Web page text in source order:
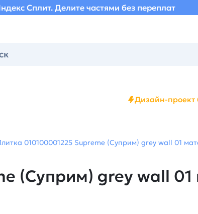
Сплит. Делите частями без переплат
Дизайн-проект
010100001225 Supreme (Суприм) grey wall 01
(Суприм) grey wall